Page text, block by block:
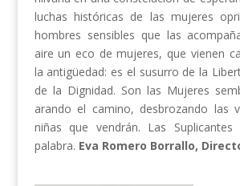
luchas históricas de las mujeres
hombres sensibles que las
aire un eco de mujeres, que vienen
la antigüedad: es el susurro de la
de la Dignidad. Son las Mujeres
arando el camino, desbrozando las
niñas que vendrán. Las
palabra. Eva Romero Borrallo,